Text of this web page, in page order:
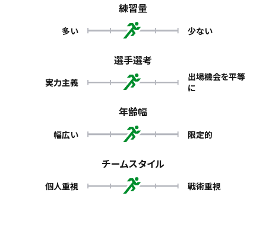
練習量
多い 少ない
選手選考
実力主義
出場機会を平等
に
年齢幅
幅広い 限定的
チームスタイル
個人重視 戦術重視